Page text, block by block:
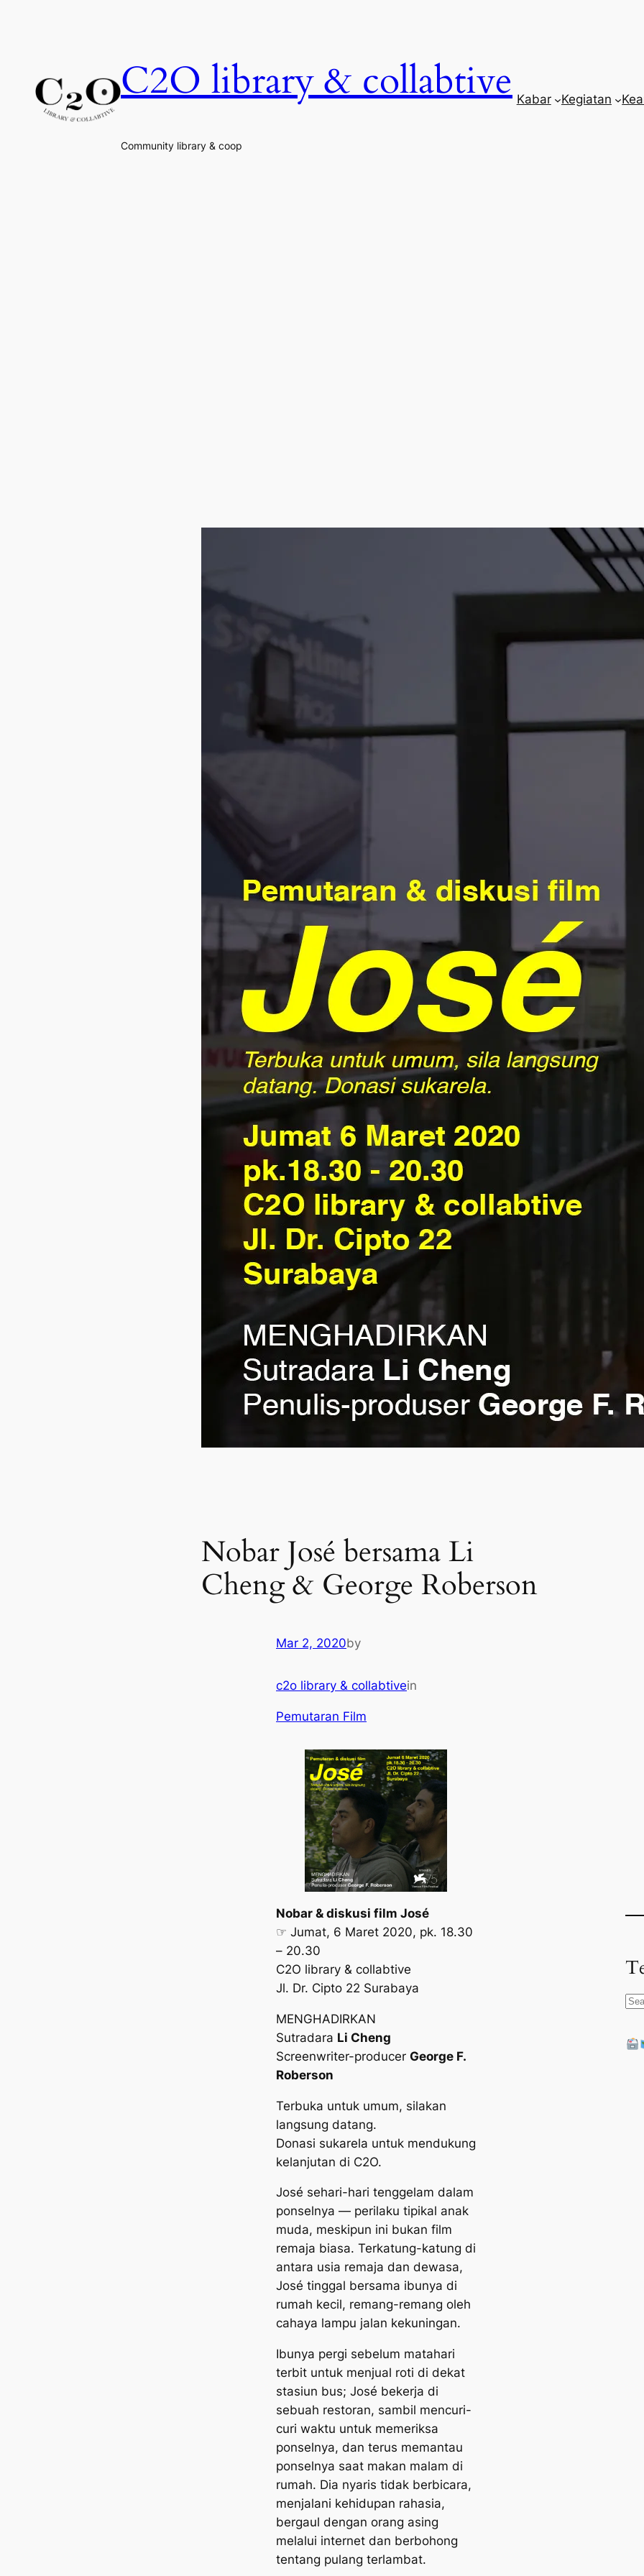
C2O library & collabtive
Community library & coop
Kabar Kegiatan
Nobar José bersama Li
Cheng & George Roberson
Mar 2, 2020by
c2o library & collabtivein
Pemutaran Film
Nobar & diskusi film José
☞ Jumat, 6 Maret 2020, pk. 18.30
– 20.30
C2O library & collabtive
Jl. Dr. Cipto 22 Surabaya
MENGHADIRKAN
Sutradara Li Cheng
Screenwriter-producer George F.
Roberson
Terbuka untuk umum, silakan
langsung datang.
Donasi sukarela untuk mendukung
kelanjutan di C2O.
José sehari-hari tenggelam dalam
ponselnya — perilaku tipikal anak
muda, meskipun ini bukan film
remaja biasa. Terkatung-katung di
antara usia remaja dan dewasa,
José tinggal bersama ibunya di
rumah kecil, remang-remang oleh
cahaya lampu jalan kekuningan.
Ibunya pergi sebelum matahari
terbit untuk menjual roti di dekat
stasiun bus; José bekerja di
sebuah restoran, sambil mencuri-
curi waktu untuk memeriksa
ponselnya, dan terus memantau
ponselnya saat makan malam di
rumah. Dia nyaris tidak berbicara,
menjalani kehidupan rahasia,
bergaul dengan orang asing
melalui internet dan berbohong
tentang pulang terlambat.
S
a